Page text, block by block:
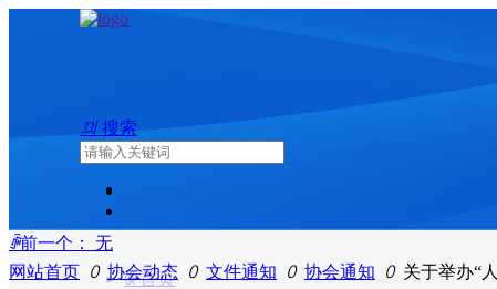
끠 搜索
ꀇ 首页
ꄴ前一个：
无
网站首页 ꄲ 协会动态 ꄲ 文件通知 ꄲ 协会通知 ꄲ 关于举办“